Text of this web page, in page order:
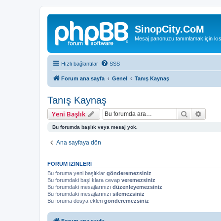
SinopCity.CoM
Mesaj panonuzu tanımlamak için
Hızlı bağlantılar SSS
Forum ana sayfa Genel Tanış Kaynaş
Tanış Kaynaş
Yeni Başlık Ara
Bu forumda başlık veya mesaj yok.
Ana sayfaya dön
FORUM IZINLERI
Bu foruma yeni başlıklar gönderemezsiniz
Bu forumdaki başlıklara cevap veremezsiniz
Bu forumdaki mesajlarınızı düzenleyemezsiniz
Bu forumdaki mesajlarınızı silemezsiniz
Bu foruma dosya ekleri gönderemezsiniz